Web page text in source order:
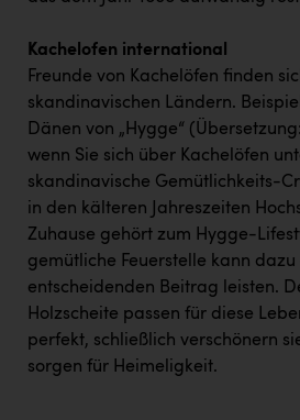
Kachelofen international
Freunde von Kachelöfen finden
skandinavischen Ländern.
Dänen von „Hygge“
wenn Sie sich über Kachelöfen
skandinavische Gemütlichkeits-
in den kälteren Jahreszeiten
Zuhause gehört zum Hygge-
gemütliche Feuerstelle kann dazu
entscheidenden Beitrag leisten.
Holzscheite passen für diese
perfekt, schließlich verschönern
sorgen für Heimeligkeit.